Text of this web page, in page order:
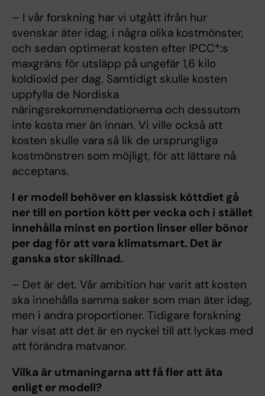
– I vår forskning har vi utgått ifrån hur
svenskar äter idag, i några olika kostmönster,
och sedan optimerat kosten efter IPCC*:s
maxgräns för utsläpp på ungefär 1,6 kilo
koldioxid per dag. Samtidigt skulle kosten
uppfylla de Nordiska
näringsrekommendationerna och dessutom
inte kosta mer än innan. Vi ville också att
kosten skulle vara så lik de ursprungliga
kostmönstren som möjligt, för att lättare nå
acceptans.
I er modell behöver en klassisk köttdiet gå
ner till en portion kött per vecka och i stället
innehålla minst en portion linser eller bönor
per dag för att vara klimat­smart. Det är
ganska stor skillnad.
– Det är det. Vår ambition har varit att kosten
ska innehålla samma saker som man äter idag,
men i andra proportioner. Tidigare forskning
har visat att det är en nyckel till att lyckas med
att förändra matvanor.
Vilka är utmaningarna att få fler att äta
enligt er modell?